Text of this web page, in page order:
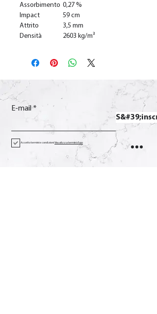
Assorbimento 0,27 %
Impact
59 cm
Attrito
3,5 mm
Densità
2603 kg/m³
E-mail
Accetto termini e condizioniVisualizza termini d'uso